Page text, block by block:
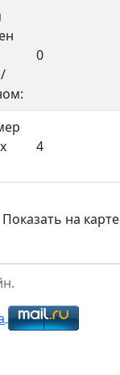
0
4
Показать на карте